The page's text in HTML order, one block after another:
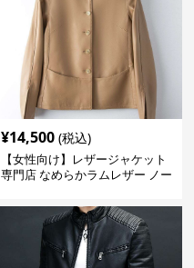
¥14,500 (税込)
【女性向け】レザージャケット
専門店 なめらかラムレザー ノー